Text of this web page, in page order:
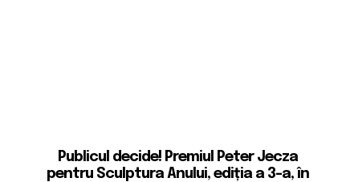
Publicul decide! Premiul Peter Jecza
pentru Sculptura Anului, ediția a 3-a, în